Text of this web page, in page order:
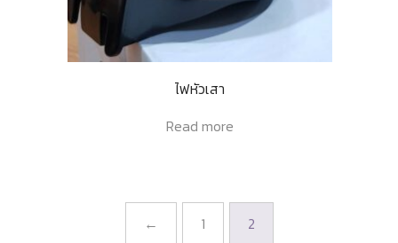
ไฟหัวเสา
Read more
← 1 2